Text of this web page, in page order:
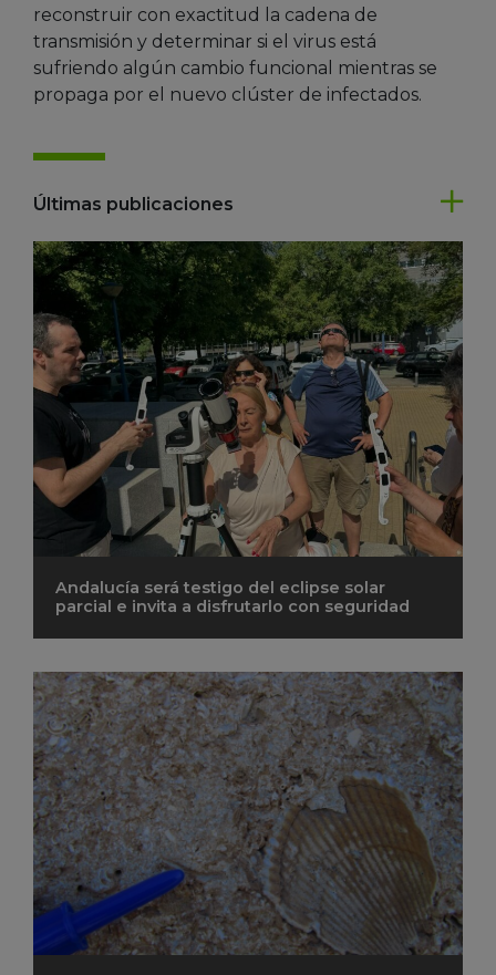
reconstruir con exactitud la cadena de
transmisión y determinar si el virus está
sufriendo algún cambio funcional mientras se
propaga por el nuevo clúster de infectados.
Últimas publicaciones
Andalucía será testigo del eclipse solar
parcial e invita a disfrutarlo con seguridad